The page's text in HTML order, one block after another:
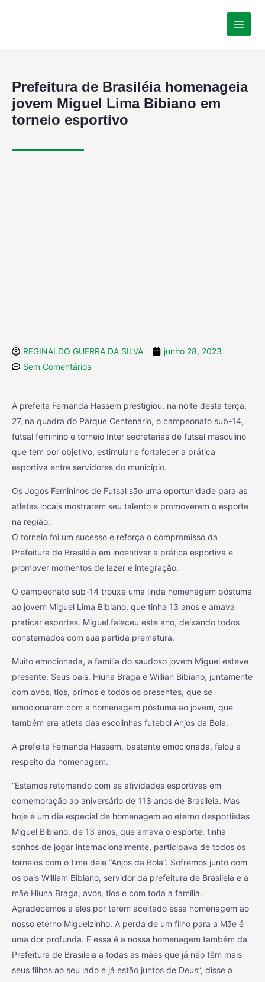
Prefeitura de Brasiléia homenageia
jovem Miguel Lima Bibiano em
torneio esportivo
REGINALDO GUERRA DA SILVA
junho 28, 2023
Sem Comentários
A prefeita Fernanda Hassem prestigiou, na noite desta terça,
27, na quadra do Parque Centenário, o campeonato sub-14,
futsal feminino e torneio Inter secretarias de futsal masculino
que tem por objetivo, estimular e fortalecer a prática
esportiva entre servidores do município.
Os Jogos Femininos de Futsal são uma oportunidade para as
atletas locais mostrarem seu talento e promoverem o esporte
na região.
O torneio foi um sucesso e reforça o compromisso da
Prefeitura de Brasiléia em incentivar a prática esportiva e
promover momentos de lazer e integração.
O campeonato sub-14 trouxe uma linda homenagem póstuma
ao jovem Miguel Lima Bibiano, que tinha 13 anos e amava
praticar esportes. Miguel faleceu este ano, deixando todos
consternados com sua partida prematura.
Muito emocionada, a família do saudoso jovem Miguel esteve
presente. Seus pais, Hiuna Braga e Willian Bibiano, juntamente
com avós, tios, primos e todos os presentes, que se
emocionaram com a homenagem póstuma ao jovem, que
também era atleta das escolinhas futebol Anjos da Bola.
A prefeita Fernanda Hassem, bastante emocionada, falou a
respeito da homenagem.
“Estamos retomando com as atividades esportivas em
comemoração ao aniversário de 113 anos de Brasileia. Mas
hoje é um dia especial de homenagem ao eterno desportistas
Miguel Bibiano, de 13 anos, que amava o esporte, tinha
sonhos de jogar internacionalmente, participava de todos os
torneios com o time dele “Anjos da Bola”. Sofremos junto com
os pais William Bibiano, servidor da prefeitura de Brasileia e a
mãe Hiuna Braga, avós, tios e com toda a família.
Agradecemos a eles por terem aceitado essa homenagem ao
nosso eterno Miguelzinho. A perda de um filho para a Mãe é
uma dor profunda. E essa é a nossa homenagem também da
Prefeitura de Brasileia a todas as mães que já não têm mais
seus filhos ao seu lado e já estão juntos de Deus”, disse a